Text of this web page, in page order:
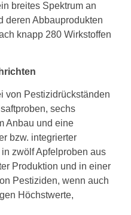
breites Spektrum an
deren Abbauprodukten
knapp 280 Wirkstoffen
von Pestizidrückständen
sechs
Anbau und eine
bzw. integrierter
zwölf Apfelproben aus
Produktion und in einer
Pestiziden, wenn auch
Höchstwerte,